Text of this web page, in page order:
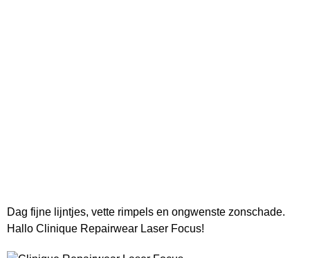
Dag fijne lijntjes, vette rimpels en ongwenste zonschade.
Hallo Clinique Repairwear Laser Focus!